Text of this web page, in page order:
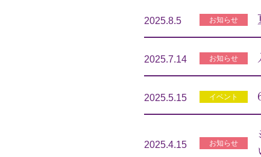
2025.8.5 お知らせ
2025.7.14 お知らせ
2025.5.15 イベント
2025.4.15 お知らせ